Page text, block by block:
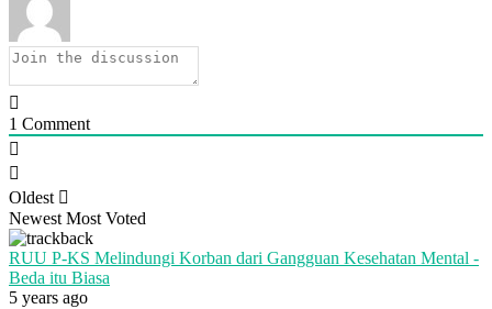
1 Comment
Oldest
Newest Most Voted
RUU P-KS Melindungi Korban dari Gangguan Kesehatan Mental -
Beda itu Biasa
5 years ago